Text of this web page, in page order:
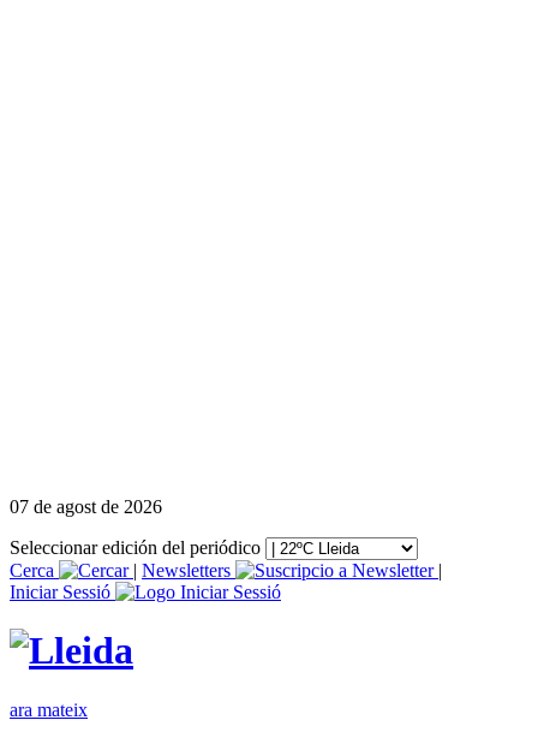
07 de agost de 2026
Seleccionar edición del periódico
Cerca
| Newsletters
|
Iniciar Sessió
ara mateix